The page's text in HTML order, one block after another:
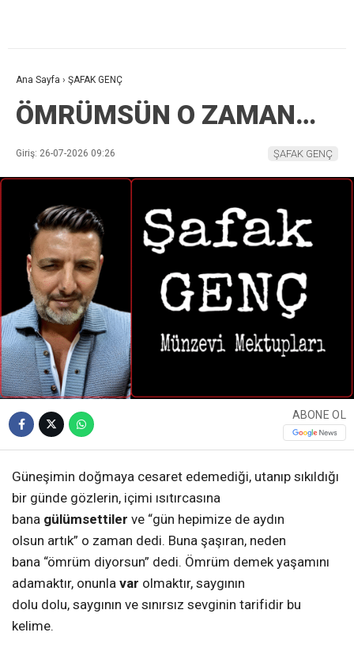
Ana Sayfa › ŞAFAK GENÇ
ÖMRÜMSÜN O ZAMAN…
Giriş: 26-07-2026 09:26 ŞAFAK GENÇ
ABONE OL
Güneşimin doğmaya cesaret edemediği, utanıp sıkıldığı
bir günde gözlerin, içimi ısıtırcasına
bana gülümsettiler ve “gün hepimize de aydın
olsun artık” o zaman dedi. Buna şaşıran, neden
bana “ömrüm diyorsun” dedi. Ömrüm demek yaşamını
adamaktır, onunla var olmaktır, saygının
dolu dolu, saygının ve sınırsız sevginin tarifidir bu
kelime.